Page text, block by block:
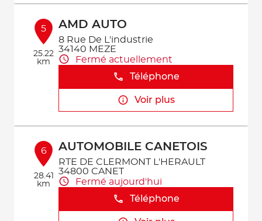
5
25.22
km
AMD AUTO
8 Rue De L'industrie
34140 MEZE
Fermé actuellement
Téléphone
Voir plus
6
28.41
km
AUTOMOBILE CANETOIS
RTE DE CLERMONT L'HERAULT
34800 CANET
Fermé aujourd'hui
Téléphone